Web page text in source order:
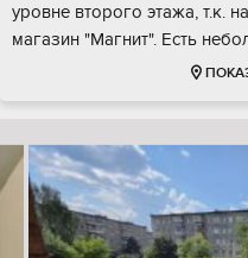
уровне второго этажа, т.к.
магазин "Магнит". Есть